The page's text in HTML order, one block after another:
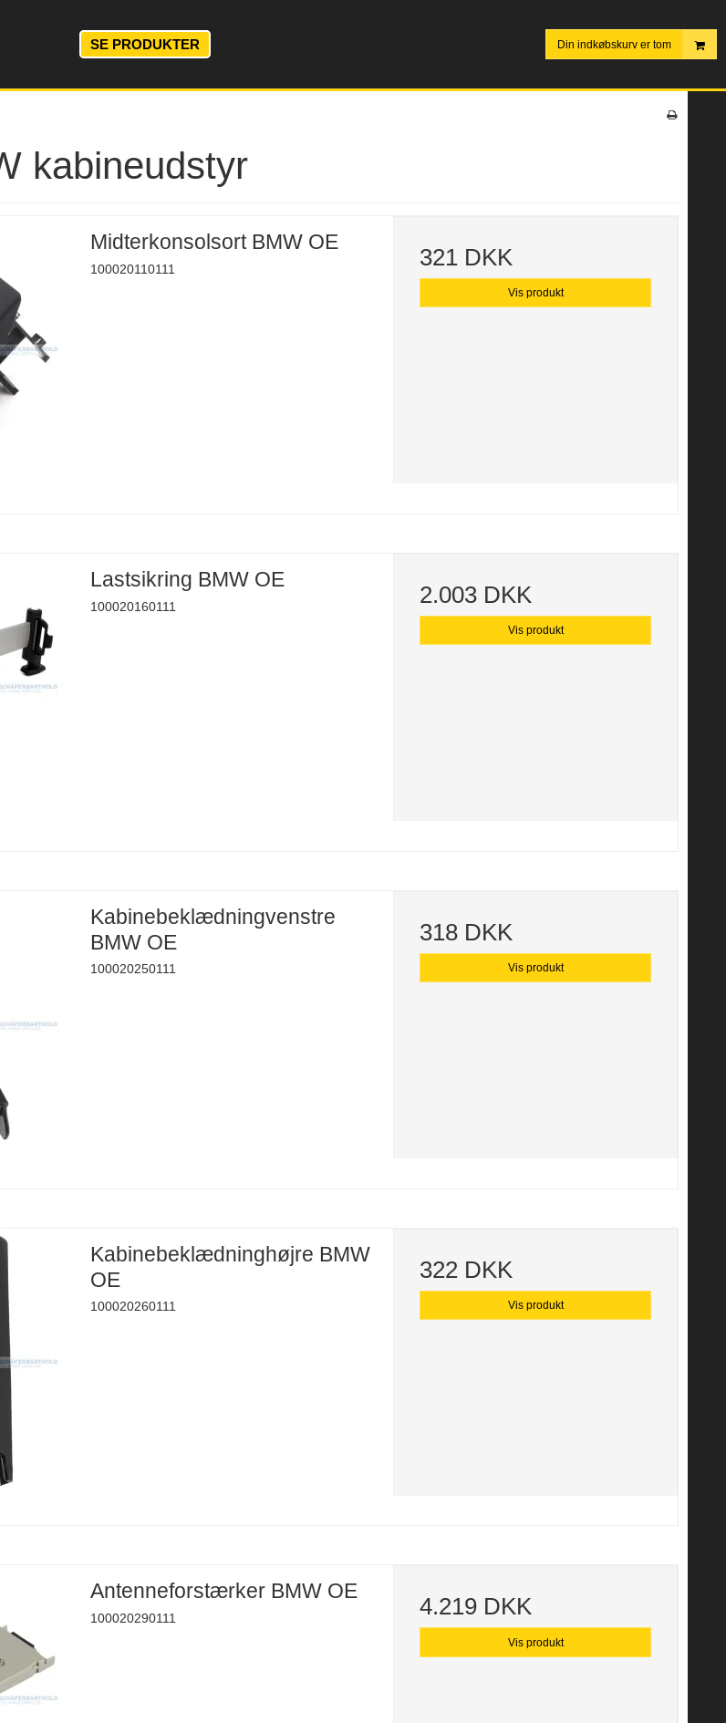
SE PRODUKTER Din indkøbskurv er tom
kabineudstyr
Midterkonsolsort BMW OE
100020110111 321 DKK
Vis produkt
Lastsikring BMW OE
100020160111 2.003 DKK
Vis produkt
Kabinebeklædningvenstre
BMW OE
100020250111
318 DKK
Vis produkt
Kabinebeklædninghøjre BMW
OE
100020260111
322 DKK
Vis produkt
Antenneforstærker BMW OE
100020290111 4.219 DKK
Vis produkt